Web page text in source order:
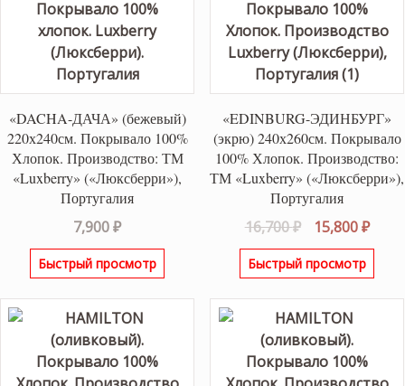
«DACHA-ДАЧА» (бежевый)
220х240см. Покрывало 100%
Хлопок. Производство: ТМ
«Luxberry» («Люксберри»),
Португалия
7,900₽
Быстрый просмотр
«EDINBURG-ЭДИНБУРГ»
(экрю) 240х260см. Покрывало
100% Хлопок. Производство:
ТМ «Luxberry» («Люксберри»),
Португалия
16,700₽
цена
составляла
15,800₽
Быстрый просмотр